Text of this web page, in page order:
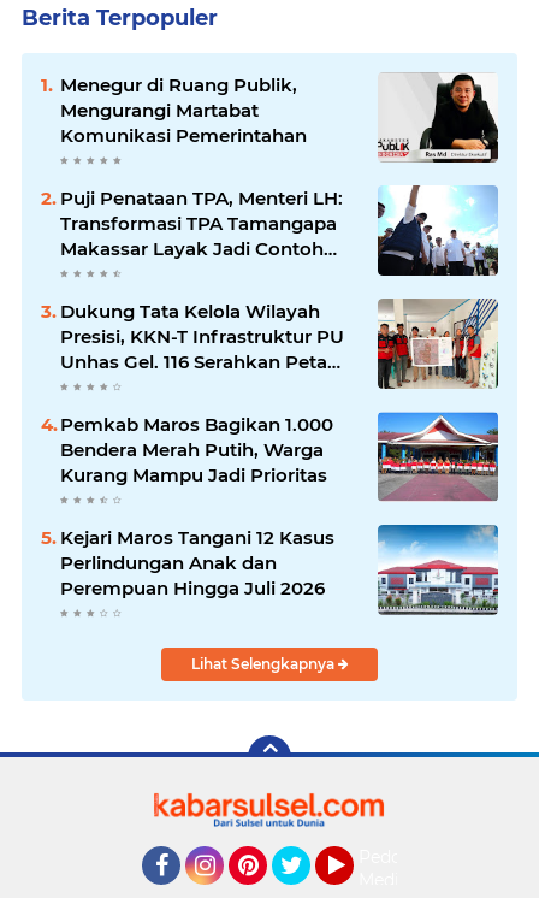
Berita Terpopuler
Menegur di Ruang Publik,
Mengurangi Martabat
Komunikasi Pemerintahan
Puji Penataan TPA, Menteri LH:
Transformasi TPA Tamangapa
Makassar Layak Jadi Contoh
Nasional
Dukung Tata Kelola Wilayah
Presisi, KKN-T Infrastruktur PU
Unhas Gel. 116 Serahkan Peta
Batas Dusun Berbasis GIS ke
Desa Bonto Matene
Pemkab Maros Bagikan 1.000
Bendera Merah Putih, Warga
Kurang Mampu Jadi Prioritas
Kejari Maros Tangani 12 Kasus
Perlindungan Anak dan
Perempuan Hingga Juli 2026
Lihat Selengkapnya